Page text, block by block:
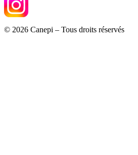
© 2026 Canepi – Tous droits réservés